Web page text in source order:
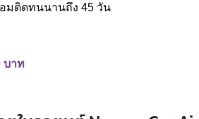
มติดทนนานถึง 45 วัน
บาท